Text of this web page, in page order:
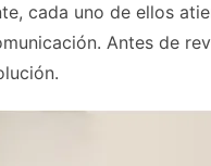
cada uno de ellos
Antes de